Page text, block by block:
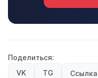
Поделиться:
VK
TG Ссылка